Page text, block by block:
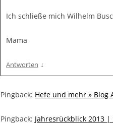
Ich schließe mich Wilhelm
Mama
Antworten ↓
Pingback: Hefe und mehr » Blog
Pingback: Jahresrückblick 2013